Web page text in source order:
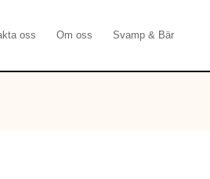
oss Om oss Svamp & Bär